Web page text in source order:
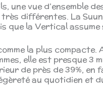
une vue d’ensemble
différentes. La
que la Vertical
la plus compacte.
elle est presque 3
de près de 39%,
au quotidien et